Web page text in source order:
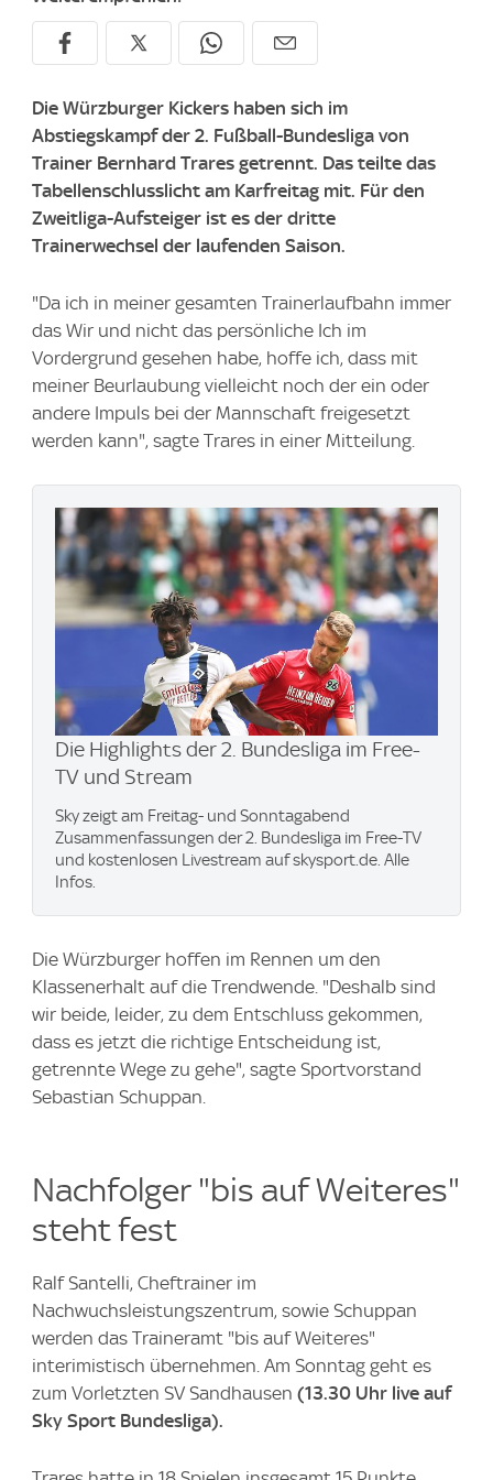
Die Würzburger Kickers haben sich im
Abstiegskampf der 2. Fußball-Bundesliga von
Trainer Bernhard Trares getrennt. Das teilte das
Tabellenschlusslicht am Karfreitag mit. Für den
Zweitliga-Aufsteiger ist es der dritte
Trainerwechsel der laufenden Saison.
"Da ich in meiner gesamten Trainerlaufbahn immer
das Wir und nicht das persönliche Ich im
Vordergrund gesehen habe, hoffe ich, dass mit
meiner Beurlaubung vielleicht noch der ein oder
andere Impuls bei der Mannschaft freigesetzt
werden kann", sagte Trares in einer Mitteilung.
Die Highlights der 2. Bundesliga im Free-
TV und Stream
Sky zeigt am Freitag- und Sonntagabend
Zusammenfassungen der 2. Bundesliga im Free-TV
und kostenlosen Livestream auf skysport.de. Alle
Infos.
Die Würzburger hoffen im Rennen um den
Klassenerhalt auf die Trendwende. "Deshalb sind
wir beide, leider, zu dem Entschluss gekommen,
dass es jetzt die richtige Entscheidung ist,
getrennte Wege zu gehe", sagte Sportvorstand
Sebastian Schuppan.
Nachfolger "bis auf Weiteres"
steht fest
Ralf Santelli, Cheftrainer im
Nachwuchsleistungszentrum, sowie Schuppan
werden das Traineramt "bis auf Weiteres"
interimistisch übernehmen. Am Sonntag geht es
zum Vorletzten SV Sandhausen (13.30 Uhr live auf
Sky Sport Bundesliga).